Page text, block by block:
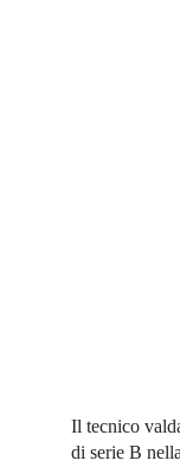
Il tecnico
di serie B